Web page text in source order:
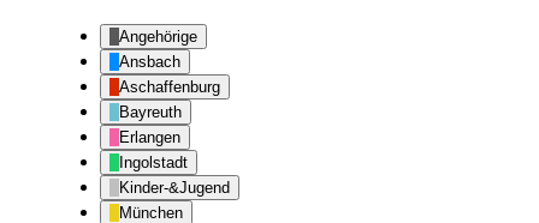
Angehörige
Ansbach
Aschaffenburg
Bayreuth
Erlangen
Ingolstadt
Kinder-&Jugend
München